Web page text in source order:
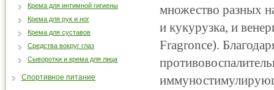
множество разных
и кукурузка, и
Fragronce).
Крема для интимной гигиены
Крема для рук и ног
Крема для суставов
Средства вокруг глаз
Сыворотки и крема для лица
Спортивное питание